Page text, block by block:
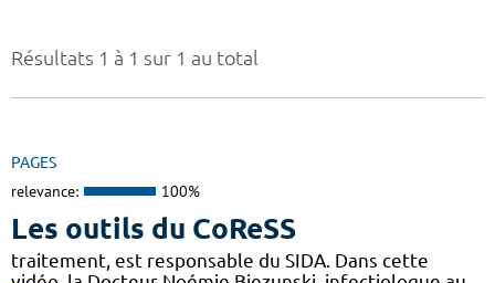
Résultats 1 à 1 sur 1 au total
PAGES
relevance: 100%
Les outils du CoReSS
traitement, est responsable du SIDA. Dans cette